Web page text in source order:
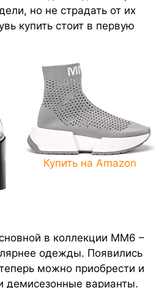
но не страдать от их
купить стоит в первую
Купить на Amazon
в коллекции ММ6 –
одежды. Появились
можно приобрести и
демисезонные варианты.